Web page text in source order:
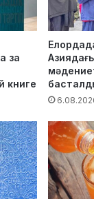
за
книге